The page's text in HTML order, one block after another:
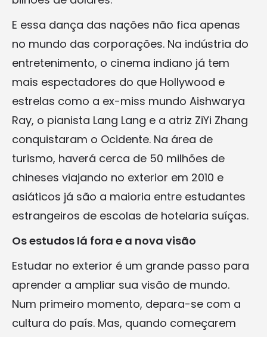
E essa dança das nações não fica apenas
no mundo das corporações. Na indústria do
entretenimento, o cinema indiano já tem
mais espectadores do que Hollywood e
estrelas como a ex-miss mundo Aishwarya
Ray, o pianista Lang Lang e a atriz ZiYi Zhang
conquistaram o Ocidente. Na área de
turismo, haverá cerca de 50 milhões de
chineses viajando no exterior em 2010 e
asiáticos já são a maioria entre estudantes
estrangeiros de escolas de hotelaria suíças.
Os estudos lá fora e a nova visão
Estudar no exterior é um grande passo para
aprender a ampliar sua visão de mundo.
Num primeiro momento, depara-se com a
cultura do país. Mas, quando começarem